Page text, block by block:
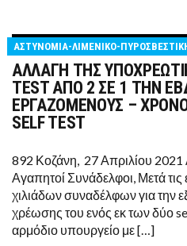
ΑΣΤΥΝΟΜΙΑ-ΛΙΜΕΝΙΚΟ-
ΑΛΛΑΓΗ ΤΗΣ
TEST ΑΠΟ 2 ΣΕ 1 ΤΗΝ
ΕΡΓΑΖΟΜΕΝΟΥΣ –
SELF TEST
892 Κοζάνη, 27 Απριλίου
Αγαπητοί Συνάδελφοι, Μετά τις
χιλιάδων συναδέλφων για την
χρέωσης του ενός εκ των δύο
αρμόδιο υπουργείο με […]